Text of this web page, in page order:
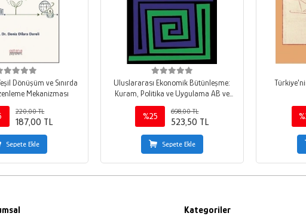
Dönüşüm ve Sınırda
Mekanizması
220,00 TL
187,00 TL
Sepete Ekle
Uluslararası Ekonomik Bütünleşme:
Kuram, Politika ve Uygulama AB ve
Dünya Örnekleri
%25
698,00 TL
523,50 TL
Sepete Ekle
Kategoriler